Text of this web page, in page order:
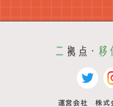
運営会社 株式